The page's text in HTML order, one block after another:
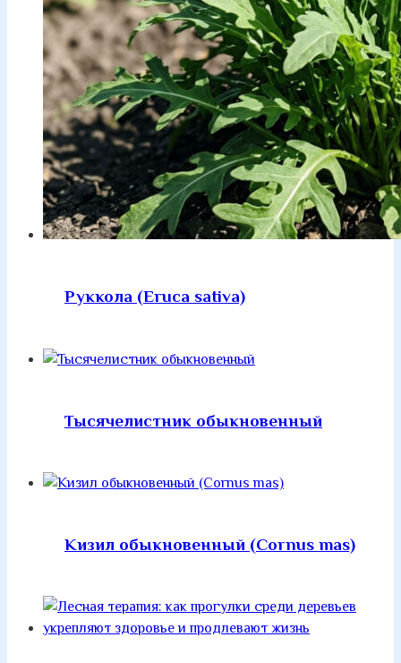
Руккола (Eruca sativa)
Тысячелистник обыкновенный
Кизил обыкновенный (Cornus mas)